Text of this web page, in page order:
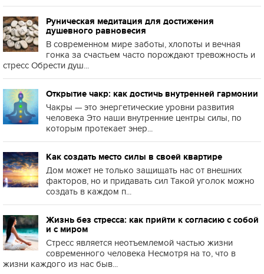
Руническая медитация для достижения
душевного равновесия
В современном мире заботы, хлопоты и вечная
гонка за счастьем часто порождают тревожность и
стресс Обрести душ...
Открытие чакр: как достичь внутренней гармонии
Чакры — это энергетические уровни развития
человека Это наши внутренние центры силы, по
которым протекает энер...
Как создать место силы в своей квартире
Дом может не только защищать нас от внешних
факторов, но и придавать сил Такой уголок можно
создать в каждом п...
Жизнь без стресса: как прийти к согласию с собой
и с миром
Стресс является неотъемлемой частью жизни
современного человека Несмотря на то, что в
жизни каждого из нас быв...